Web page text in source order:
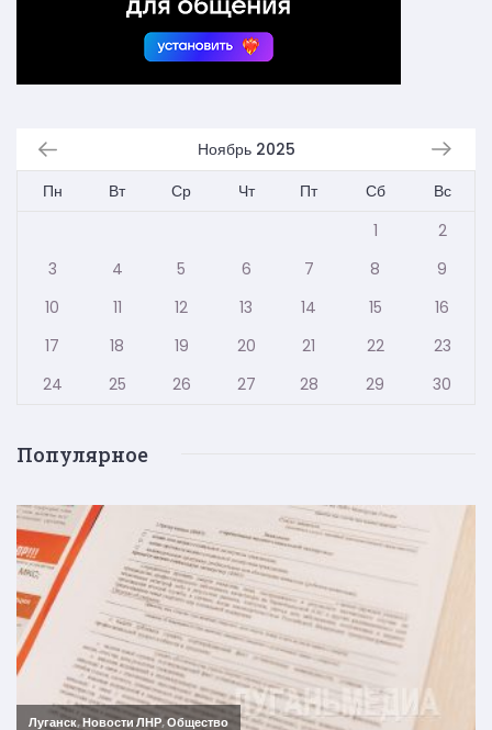
Ноябрь 2025
Пн
Вт Ср Чт Пт Сб
Вс
1
2
3
4 5 6 7 8
9
10
11 12 13 14 15
16
17
18 19 20 21 22
23
24
25 26 27 28 29 30
Популярное